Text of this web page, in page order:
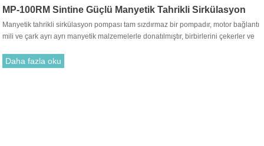
MP-100RM Sintine Güçlü Manyetik Tahrikli Sirkülasyon
Pompası
Manyetik tahrikli sirkülasyon pompası tam sızdırmaz bir pompadır, motor bağlantı
mili ve çark ayrı ayrı manyetik malzemelerle donatılmıştır, birbirlerini çekerler ve
dönüşü, tahrik mıknatısı ile tahrik mıknatısı arasındaki çekim yoluyla dönmesi için
Daha fazla oku